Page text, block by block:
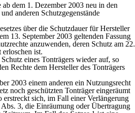
dem 1. Dezember 2003 neu in den
anderen Schutzgegenstände
über die Schutzdauer für Hersteller
13. September 2003 geltenden Fassung
anzuwenden, deren Schutz am 22.
ist.
eines Tonträgers wieder auf, so
Rechte dem Hersteller des Tonträgers
2003 einem anderen ein Nutzungsrecht
noch geschützten Tonträger eingeräumt
erstreckt sich, im Fall einer Verlängerung
3, die Einräumung oder Übertragung